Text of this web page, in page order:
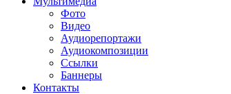
Фото
Видео
Аудиорепортажи
Аудиокомпозиции
Ссылки
Баннеры
Контакты